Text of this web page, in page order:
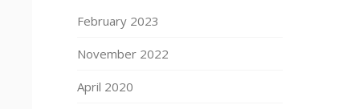
February 2023
November 2022
April 2020